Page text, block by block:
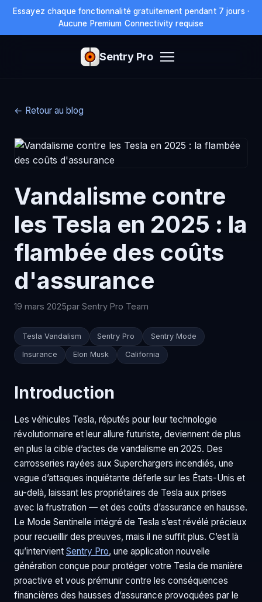
Essayez chaque fonctionnalité gratuitement pendant 7 jours ·
Aucune Premium Connectivity requise
Sentry Pro
← Retour au blog
Vandalisme contre
les Tesla en 2025 : la
flambée des coûts
d'assurance
19 mars 2025par Sentry Pro Team
Tesla Vandalism Sentry Pro Sentry Mode
Insurance Elon Musk California
Introduction
Les véhicules Tesla, réputés pour leur technologie
révolutionnaire et leur allure futuriste, deviennent de plus
en plus la cible d’actes de vandalisme en 2025. Des
carrosseries rayées aux Superchargers incendiés, une
vague d’attaques inquiétante déferle sur les États-Unis et
au-delà, laissant les propriétaires de Tesla aux prises
avec la frustration — et des coûts d’assurance en hausse.
Le Mode Sentinelle intégré de Tesla s’est révélé précieux
pour recueillir des preuves, mais il ne suffit plus. C’est là
qu’intervient Sentry Pro, une application nouvelle
génération conçue pour protéger votre Tesla de manière
proactive et vous prémunir contre les conséquences
financières des hausses d’assurance provoquées par le